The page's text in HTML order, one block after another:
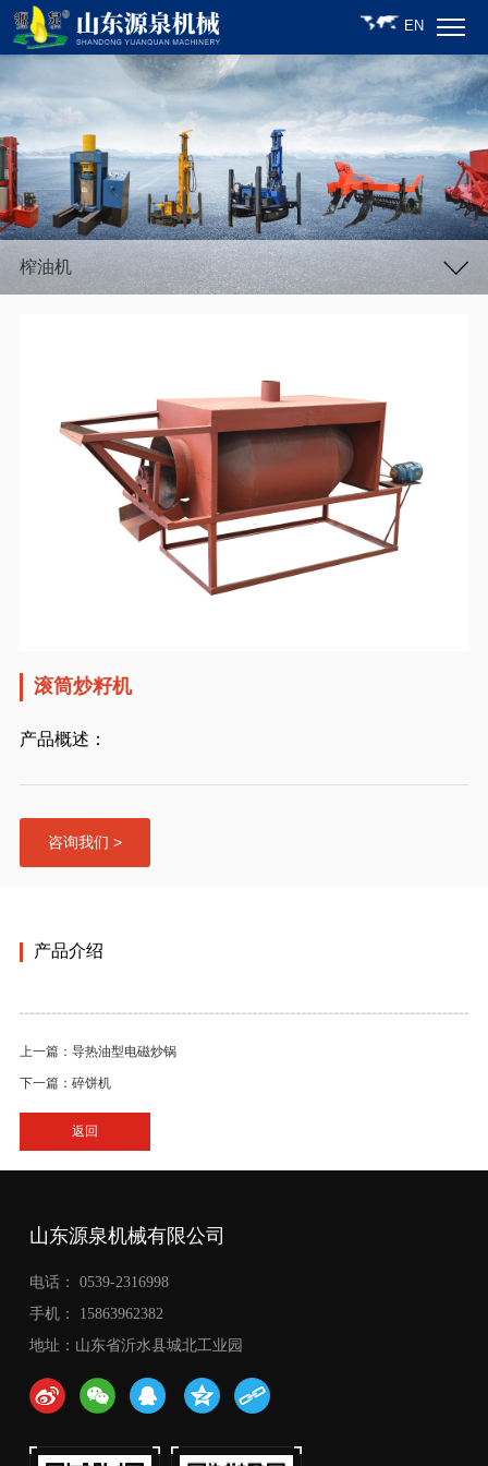
EN
榨油机
滚筒炒籽机
产品概述：
咨询我们 >
产品介绍
上一篇：导热油型电磁炒锅
下一篇：碎饼机
返回
山东源泉机械有限公司
电话： 0539-2316998
手机： 15863962382
地址：山东省沂水县城北工业园